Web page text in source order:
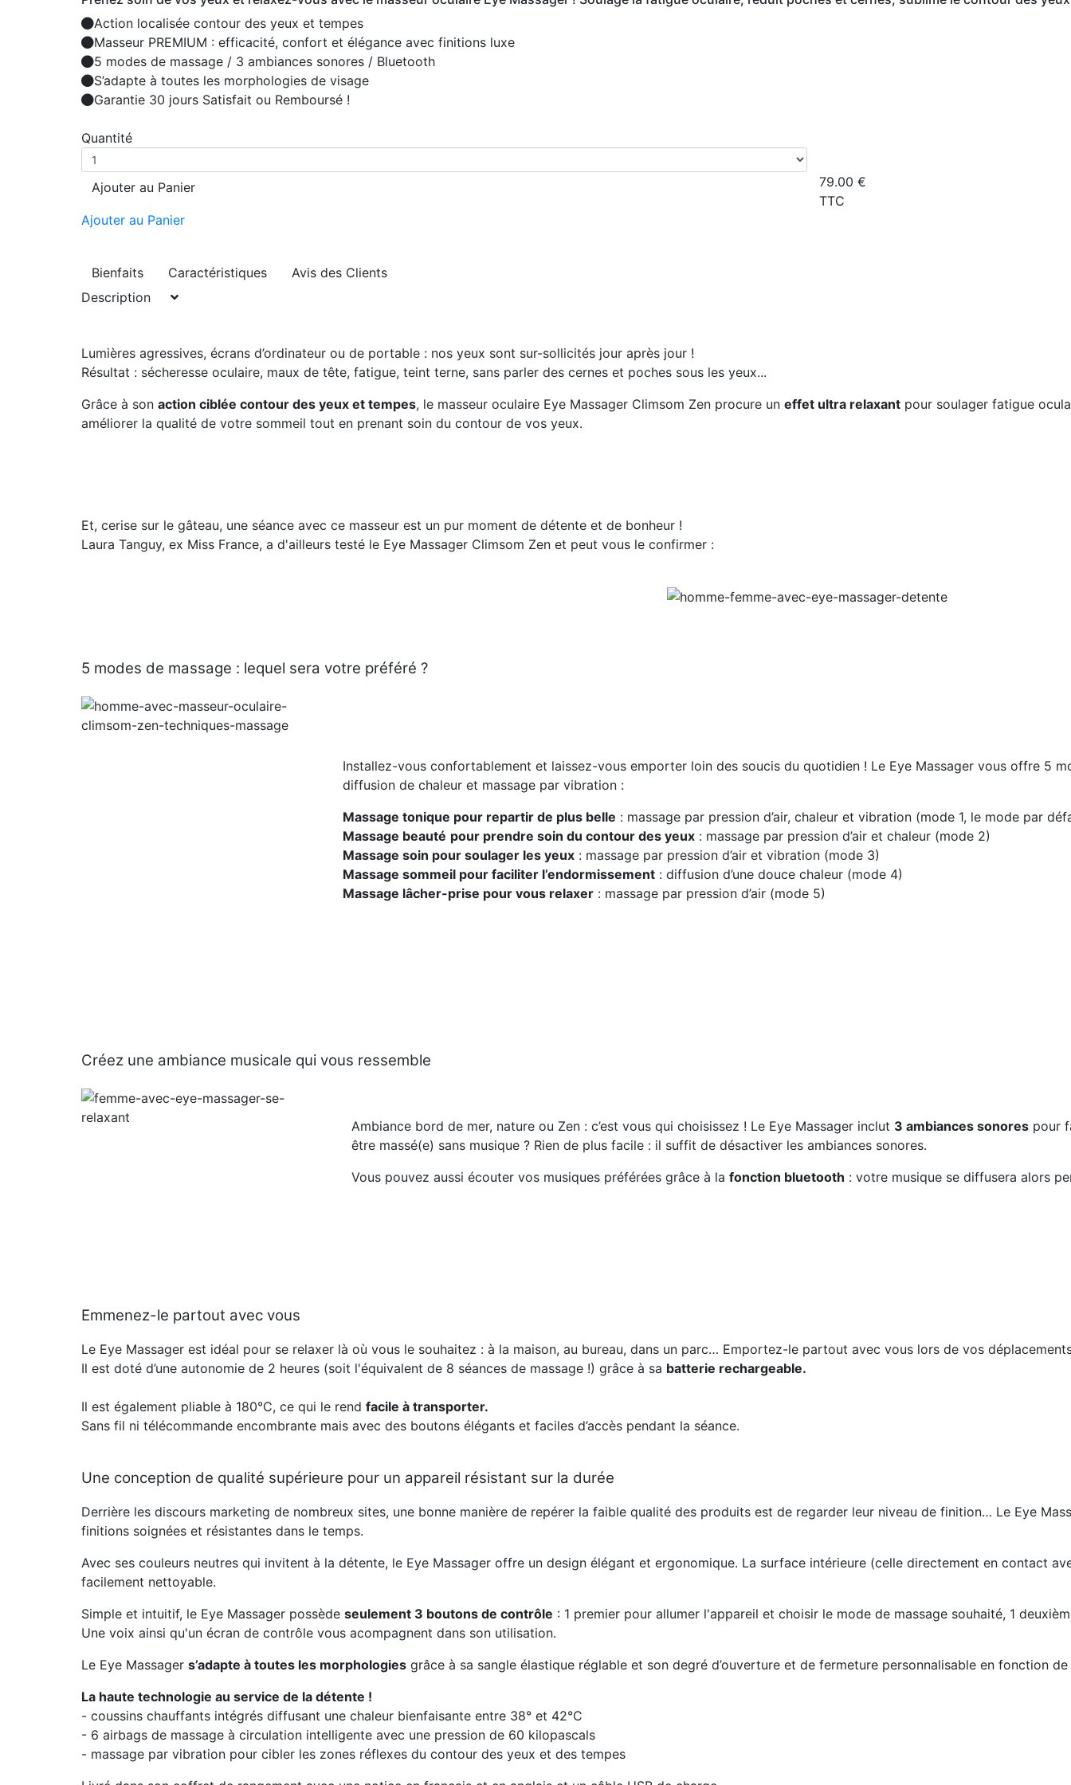
Action localisée contour des yeux et tempes
Masseur PREMIUM : efficacité, confort et élégance avec finitions luxe
5 modes de massage / 3 ambiances sonores / Bluetooth
S’adapte à toutes les morphologies de visage
Garantie 30 jours Satisfait ou Remboursé !
Quantité
Ajouter au Panier
Ajouter au Panier
79.00 €
TTC
Bienfaits Caractéristiques
Avis des Clients
Description
Lumières agressives, écrans d’ordinateur ou de portable : nos yeux sont sur-sollicités jour après jour !
Résultat : sécheresse oculaire, maux de tête, fatigue, teint terne, sans parler des cernes et poches sous les yeux...
Grâce à son action ciblée contour des yeux et tempes, le masseur oculaire Eye Massager Climsom Zen procure un effet ultra relaxant pour soulager fatigue
améliorer la qualité de votre sommeil tout en prenant soin du contour de vos yeux.
Et, cerise sur le gâteau, une séance avec ce masseur est un pur moment de détente et de bonheur !
Laura Tanguy, ex Miss France, a d'ailleurs testé le Eye Massager Climsom Zen et peut vous le confirmer :
5 modes de massage : lequel sera votre préféré ?
Installez-vous confortablement et laissez-vous emporter loin des soucis du quotidien ! Le Eye Massager vous offre 5
diffusion de chaleur et massage par vibration :
Massage tonique pour repartir de plus belle : massage par pression d’air, chaleur et vibration (mode 1, le mode par
Massage beauté pour prendre soin du contour des yeux : massage par pression d’air et chaleur (mode 2)
Massage soin pour soulager les yeux : massage par pression d’air et vibration (mode 3)
Massage sommeil pour faciliter l’endormissement : diffusion d’une douce chaleur (mode 4)
Massage lâcher-prise pour vous relaxer : massage par pression d’air (mode 5)
Créez une ambiance musicale qui vous ressemble
Ambiance bord de mer, nature ou Zen : c’est vous qui choisissez ! Le Eye Massager inclut 3 ambiances sonores pour
être massé(e) sans musique ? Rien de plus facile : il suffit de désactiver les ambiances sonores.
Vous pouvez aussi écouter vos musiques préférées grâce à la fonction bluetooth : votre musique se diffusera alors
Emmenez-le partout avec vous
Le Eye Massager est idéal pour se relaxer là où vous le souhaitez : à la maison, au bureau, dans un parc… Emportez-le partout avec vous lors de vos
Il est doté d’une autonomie de 2 heures (soit l'équivalent de 8 séances de massage !) grâce à sa batterie rechargeable.
Il est également pliable à 180°C, ce qui le rend facile à transporter.
Sans fil ni télécommande encombrante mais avec des boutons élégants et faciles d’accès pendant la séance.
Une conception de qualité supérieure pour un appareil résistant sur la durée
Derrière les discours marketing de nombreux sites, une bonne manière de repérer la faible qualité des produits est de regarder leur niveau de finition… Le Eye
finitions soignées et résistantes dans le temps.
Avec ses couleurs neutres qui invitent à la détente, le Eye Massager offre un design élégant et ergonomique. La surface intérieure (celle directement en contact
facilement nettoyable.
Simple et intuitif, le Eye Massager possède seulement 3 boutons de contrôle : 1 premier pour allumer l'appareil et choisir le mode de massage souhaité, 1
Une voix ainsi qu'un écran de contrôle vous acompagnent dans son utilisation.
Le Eye Massager s’adapte à toutes les morphologies grâce à sa sangle élastique réglable et son degré d’ouverture et de fermeture personnalisable en fonction
La haute technologie au service de la détente !
- coussins chauffants intégrés diffusant une chaleur bienfaisante entre 38° et 42°C
- 6 airbags de massage à circulation intelligente avec une pression de 60 kilopascals
- massage par vibration pour cibler les zones réflexes du contour des yeux et des tempes